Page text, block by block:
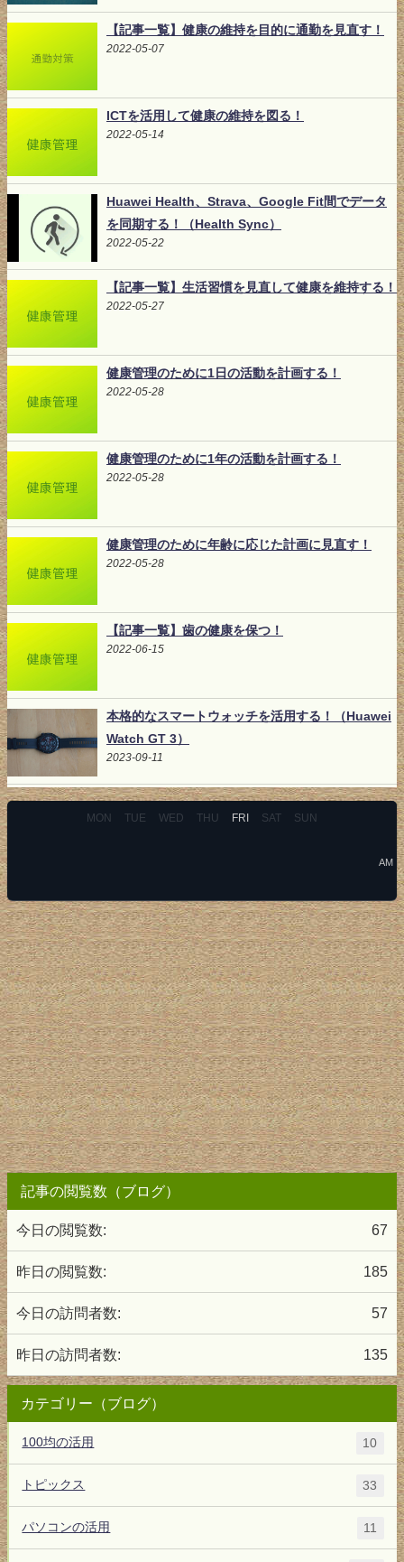
【記事一覧】健康の維持を目的に通勤を見直す！
2022-05-07
ICTを活用して健康の維持を図る！
2022-05-14
Huawei Health、Strava、Google Fit間でデータ
を同期する！（Health Sync）
2022-05-22
【記事一覧】生活習慣を見直して健康を維持する！
2022-05-27
健康管理のために1日の活動を計画する！
2022-05-28
健康管理のために1年の活動を計画する！
2022-05-28
健康管理のために年齢に応じた計画に見直す！
2022-05-28
【記事一覧】歯の健康を保つ！
2022-06-15
本格的なスマートウォッチを活用する！（Huawei
Watch GT 3）
2023-09-11
MON TUE WED THU FRI SAT SUN
AM
記事の閲覧数（ブログ）
67
今日の閲覧数:
185
昨日の閲覧数:
57
今日の訪問者数:
135
昨日の訪問者数:
カテゴリー（ブログ）
100均の活用 10
トピックス 33
パソコンの活用 11